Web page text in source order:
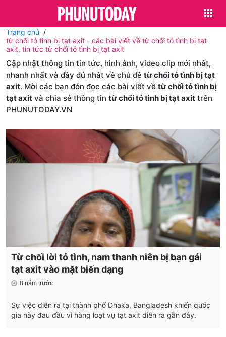
Trang chủ
từ chối tỏ tình bị tạt axit - các bài viết về từ chối tỏ tình bị tạt
axit, tin tức từ chối tỏ tình bị tạt axit
Cập nhật thông tin tin tức, hình ảnh, video clip mới nhất,
nhanh nhất và đầy đủ nhất về chủ đề từ chối tỏ tình bị tạt
axit. Mời các bạn đón đọc các bài viết về từ chối tỏ tình bị
tạt axit và chia sẻ thông tin từ chối tỏ tình bị tạt axit trên
PHUNUTODAY.VN
Từ chối lời tỏ tình, nam thanh niên bị bạn gái
tạt axit vào mặt biến dạng
8 năm trước
Sự việc diễn ra tại thành phố Dhaka, Bangladesh khiến quốc
gia này đau đầu vì hàng loạt vụ tạt axit diễn ra gần đây.